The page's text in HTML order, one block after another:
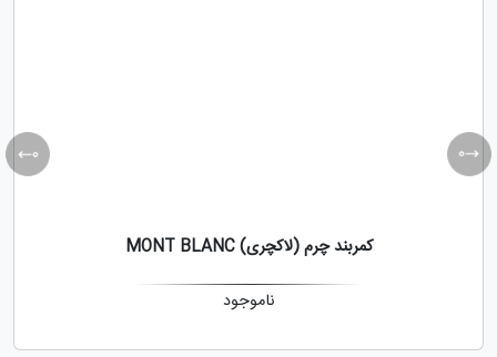
کمربند چرم (لاکچری) MONT BLANC
ناموجود